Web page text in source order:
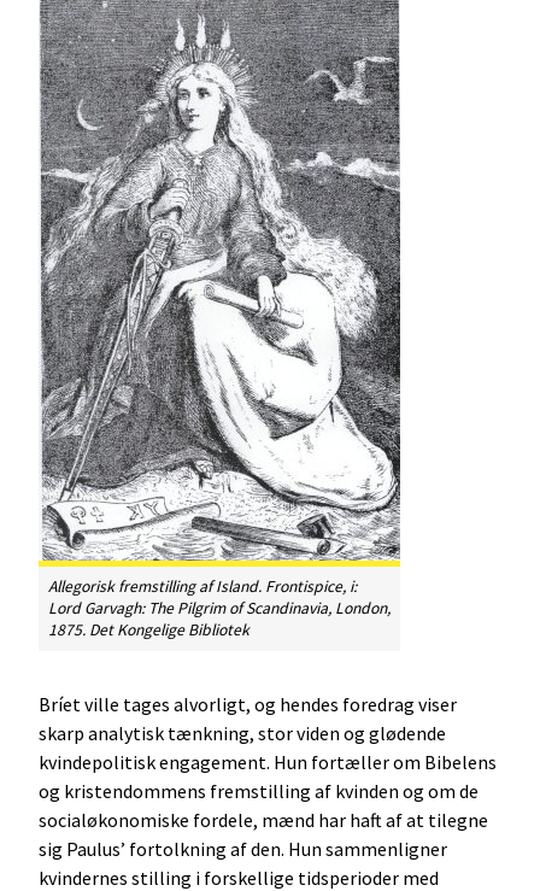
Allegorisk fremstilling af Island. Frontispice, i:
Lord Garvagh: The Pilgrim of Scandinavia, London,
1875. Det Kongelige Bibliotek
Bríet ville tages alvorligt, og hendes foredrag viser
skarp analytisk tænkning, stor viden og glødende
kvindepolitisk engagement. Hun fortæller om Bibelens
og kristendommens fremstilling af kvinden og om de
socialøkonomiske fordele, mænd har haft af at tilegne
sig Paulus’ fortolkning af den. Hun sammenligner
kvindernes stilling i forskellige tidsperioder med